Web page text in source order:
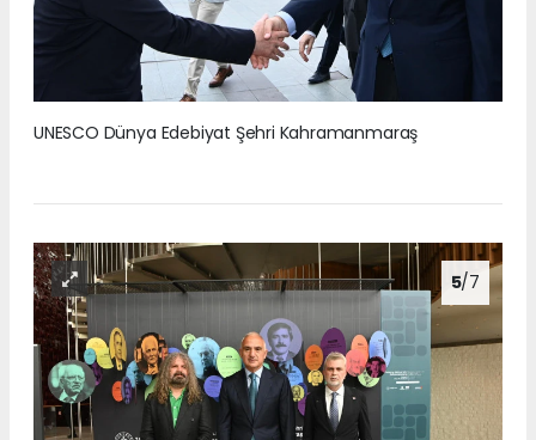
UNESCO Dünya Edebiyat Şehri Kahramanmaraş
5/7